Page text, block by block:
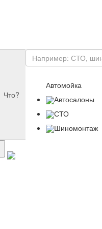
Что?
Автомойка
Автосалоны
СТО
Шиномонтаж